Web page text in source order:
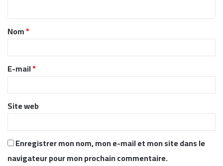
t
a
r
e
*
Nom*
E-mail*
Site web
Enregistrer mon nom, mon e-mail et mon site dans le
navigateur pour mon prochain commentaire.